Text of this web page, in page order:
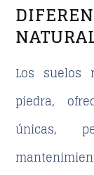
Los suelos
piedra,
únicas,